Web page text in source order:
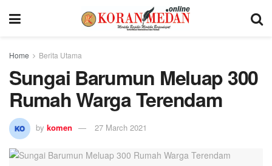
Home Berita Utama
Sungai Barumun Meluap 300
Rumah Warga Terendam
by komen 27 March 2021